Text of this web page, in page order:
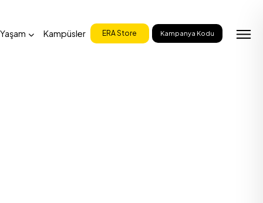
Kampüsler ERA Store Kampanya Kodu